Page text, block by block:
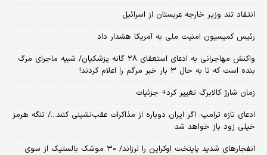
انتقاد تند وزیر خارجه عربستان از اسرائیل
رئیس کمیسیون امنیت ملی به آمریکا هشدار داد
واکنش مهاجرانی به ادعای استعفای ۲۸ گانه پزشکیان/ شبیه ماجرای مرگ
بنده است که تا به حال ۳ بار خبر مرگم را اعلام کردند!
زمان شارژ کالابرگ تغییر کرد+ جزئیات
ادعای تازه ترامپ: اگر ایران دوباره از مذاکرات عقب‌نشینی کنند.../ تنگه هرمز
خیلی زود باز خواهد شد
انفجارهای شدید پایتخت اوکراین را لرزاند/ ۳۰ موشک بالستیک از سوی